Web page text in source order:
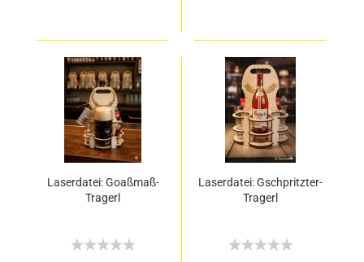
Laserdatei: Goaßmaß-
Tragerl
Laserdatei: Gschpritzter-
Tragerl